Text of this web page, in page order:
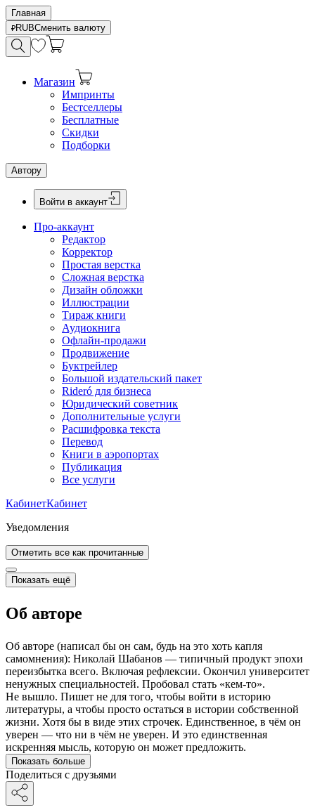
Главная
RUBСменить валюту
Магазин
Импринты
Бестселлеры
Бесплатные
Скидки
Подборки
Автору
Войти в аккаунт
Про-аккаунт
Редактор
Корректор
Простая верстка
Сложная верстка
Дизайн обложки
Иллюстрации
Тираж книги
Аудиокнига
Офлайн-продажи
Продвижение
Буктрейлер
Большой издательский пакет
Rideró для бизнеса
Юридический советник
Дополнительные услуги
Расшифровка текста
Перевод
Книги в аэропортах
Публикация
Все услуги
КабинетКабинет
Уведомления
Отметить все как прочитанные
Показать ещё
Об авторе
Об авторе (написал бы он сам, будь на это хоть капля
самомнения): Николай Шабанов — типичный продукт эпохи
переизбытка всего. Включая рефлексии. Окончил университет
ненужных специальностей. Пробовал стать «кем-то».
Не вышло. Пишет не для того, чтобы войти в историю
литературы, а чтобы просто остаться в истории собственной
жизни. Хотя бы в виде этих строчек. Единственное, в чём он
уверен — что ни в чём не уверен. И это единственная
искренняя мысль, которую он может предложить.
Показать больше
Поделиться с друзьями